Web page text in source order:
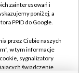
zainteresowań i
poniżej, a
PPID do Google.
przez Ciebie naszych
w tym informacje
sygnalizatory
świadczenie